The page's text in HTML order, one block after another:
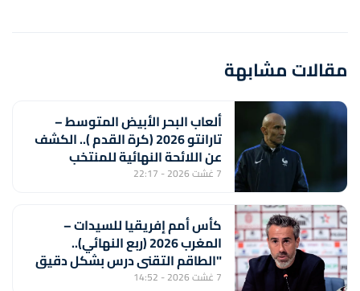
مقالات مشابهة
ألعاب البحر الأبيض المتوسط –
تارانتو 2026 (كرة القدم ).. الكشف
عن اللائحة النهائية للمنتخب
المغربي لأقل من 20 سنة
7 غشت 2026 - 22:17
كأس أمم إفريقيا للسيدات –
المغرب 2026 (ربع النهائي)..
"الطاقم التقني درس بشكل دقيق
منتخب جنوب إفريقيا لتحقيق
7 غشت 2026 - 14:52